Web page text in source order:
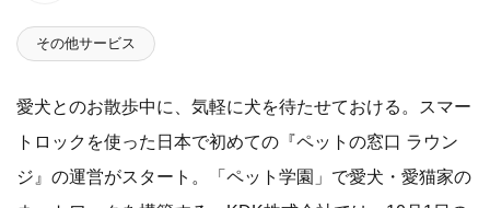
その他サービス
愛犬とのお散歩中に、気軽に犬を待たせておける。スマー
トロックを使った日本で初めての『ペットの窓口 ラウン
ジ』の運営がスタート。「ペット学園」で愛犬・愛猫家の